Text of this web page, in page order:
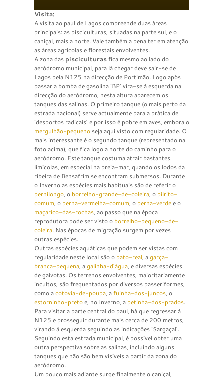
Visita:
A visita ao paul de Lagos compreende duas áreas
principais: as pisciculturas, situadas na parte sul, e o
caniçal, mais a norte. Vale também a pena ter em atenção
as áreas agrícolas e florestais envolventes.
A zona das pisciculturasfica mesmo ao lado do
aeródromo municipal, para lá chegar deve sair-se de
Lagos pela N125 na direcção de Portimão. Logo após
passar a bomba de gasolina ‘BP’ vira-se à esquerda na
direcção do aeródromo, nesta altura aparecem os
tanques das salinas. O primeiro tanque (o mais perto da
estrada nacional) serve actualmente para a prática de
‘desportos radicais’ e por isso é pobre em aves, embora o
mergulhão-pequeno seja aqui visto com regularidade. O
mais interessante é o segundo tanque (representado na
foto acima), que fica logo a norte do caminho para o
aeródromo. Este tanque costuma atrair bastantes
limícolas, em especial na preia-mar, quando os lodos da
ribeira de Bensafrim se encontram submersos. Durante
o Inverno as espécies mais habituais são de referir o
pernilongo, o borrelho-grande-de-coleira, o pilrito-
comum, o perna-vermelha-comum, o perna-verdee o
maçarico-das-rochas, ao passo que na época
reprodutora pode ser visto o borrelho-pequeno-de-
coleira. Nas épocas de migração surgem por vezes
outras espécies.
Outras espécies aquáticas que podem ser vistas com
regularidade neste local são o pato-real, agarça-
branca-pequena, agalinha-d’água, e diversas espécies
de gaivotas. Os terrenos envolventes, maioritariamente
incultos, são frequentados por diversos passeriformes,
como acotovia-de-poupa, afuinha-dos-juncos, o
estorninho-pretoe, no Inverno, a petinha-dos-prados.
Para visitar a parte central do paul, há que regressar à
N125 e prosseguir durante mais cerca de 200 metros,
virando à esquerda seguindo as indicações ‘Sargaçal’.
Seguindo esta estrada municipal, é possível obter uma
outra perspectiva sobre as salinas, incluindo alguns
tanques que não são bem visíveis a partir da zona do
aeródromo.
Um pouco mais adiante surge finalmente o caniçal,